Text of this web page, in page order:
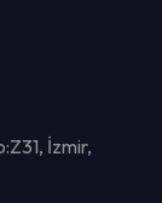
İzmir,